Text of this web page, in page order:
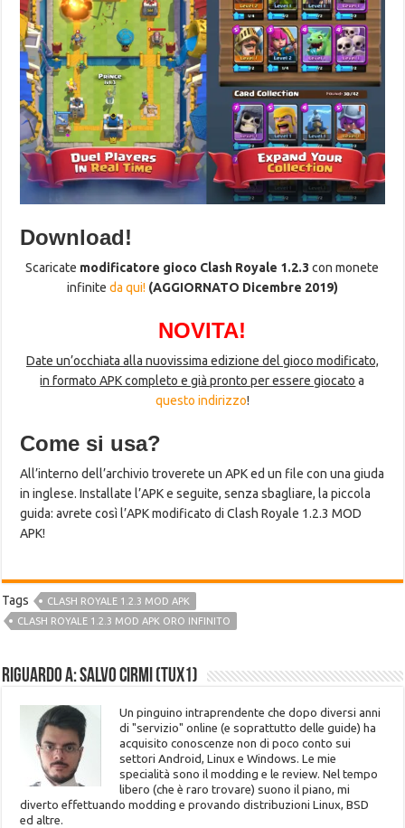
Download!
Scaricate modificatore gioco Clash Royale 1.2.3 con monete
infinite da qui!(AGGIORNATO Dicembre 2019)
NOVITA!
Date un’occhiata alla nuovissima edizione del gioco modificato,
in formato APK completo e già pronto per essere giocato a
questo indirizzo!
Come si usa?
All’interno dell’archivio troverete un APK ed un file con una giuda
in inglese. Installate l’APK e seguite, senza sbagliare, la piccola
guida: avrete così l’APK modificato di Clash Royale 1.2.3 MOD
APK!
Tags
CLASH ROYALE 1.2.3 MOD APK
CLASH ROYALE 1.2.3 MOD APK ORO INFINITO
Riguardo a: Salvo Cirmi (Tux1)
Un pinguino intraprendente che dopo diversi anni
di "servizio" online (e soprattutto delle guide) ha
acquisito conoscenze non di poco conto sui
settori Android, Linux e Windows. Le mie
specialità sono il modding e le review. Nel tempo
libero (che è raro trovare) suono il piano, mi
diverto effettuando modding e provando distribuzioni Linux, BSD
ed altre.